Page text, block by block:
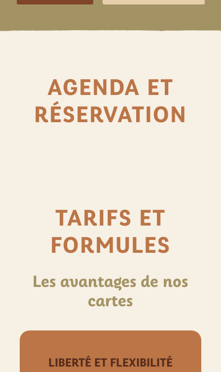
AGENDA ET
RÉSERVATION
TARIFS ET
FORMULES
Les avantages de nos
cartes
LIBERTÉ ET FLEXIBILITÉ